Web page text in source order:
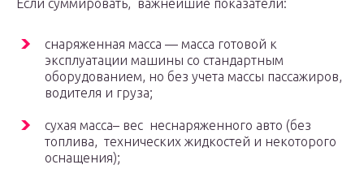
Если суммировать, важнейшие показатели:
снаряженная масса — масса готовой к
эксплуатации машины со стандартным
оборудованием, но без учета массы пассажиров,
водителя и груза;
сухая масса– вес неснаряженного авто (без
топлива, технических жидкостей и некоторого
оснащения);